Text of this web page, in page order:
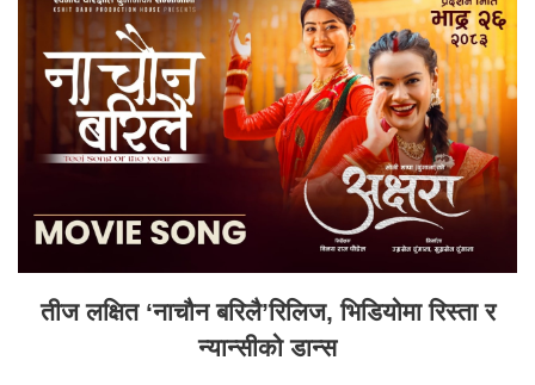
तीज लक्षित ‘नाचौन बरिलै’रिलिज, भिडियोमा रिस्ता र
न्यान्सीको डान्स